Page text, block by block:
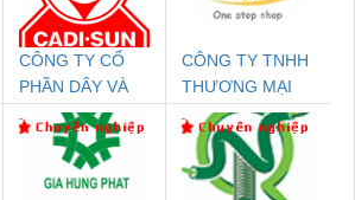
CÔNG TY CỔ
PHẦN DÂY VÀ
CÁP ĐIỆN
THƯỢNG ĐÌNH
CÔNG TY TNHH
THƯƠNG MẠI
THIÊN ÂN VIỆT
NAM